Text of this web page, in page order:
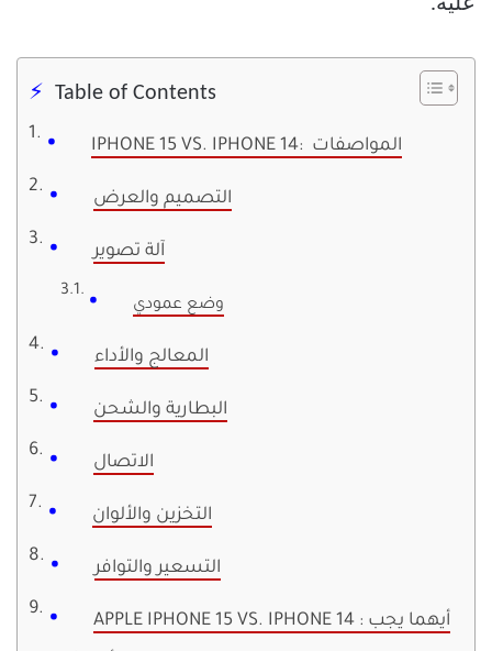
عليه.
Table of Contents
IPHONE 15 VS. IPHONE 14: المواصفات
التصميم والعرض
آلة تصوير
وضع عمودي
المعالج والأداء
البطارية والشحن
الاتصال
التخزين والألوان
التسعير والتوافر
APPLE IPHONE 15 VS. IPHONE 14 : أيهما يجب